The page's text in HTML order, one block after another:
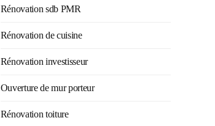
Rénovation sdb PMR
Rénovation de cuisine
Rénovation investisseur
Ouverture de mur porteur
Rénovation toiture